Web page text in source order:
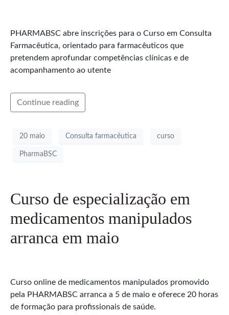
PHARMABSC abre inscrições para o Curso em Consulta
Farmacêutica, orientado para farmacêuticos que
pretendem aprofundar competências clínicas e de
acompanhamento ao utente
Continue reading
20 maio Consulta farmacêutica curso
PharmaBSC
Curso de especialização em
medicamentos manipulados
arranca em maio
Curso online de medicamentos manipulados promovido
pela PHARMABSC arranca a 5 de maio e oferece 20 horas
de formação para profissionais de saúde.